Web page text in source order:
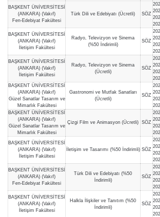
BAŞKENT ÜNİVERSİTESİ
(ANKARA) (Vakıf)
Fen-Edebiyat Fakültesi
Türk Dili ve Edebiyatı (Ücretli) SÖZ
BAŞKENT ÜNİVERSİTESİ
(ANKARA) (Vakıf)
İletişim Fakültesi
Radyo, Televizyon ve Sinema
(%50 İndirimli)
SÖZ
BAŞKENT ÜNİVERSİTESİ
(ANKARA) (Vakıf)
İletişim Fakültesi
Radyo, Televizyon ve Sinema
(Ücretli)
SÖZ
BAŞKENT ÜNİVERSİTESİ
(ANKARA) (Vakıf)
Güzel Sanatlar Tasarım ve
Mimarlık Fakültesi
Gastronomi ve Mutfak Sanatları
(Ücretli)
SÖZ
BAŞKENT ÜNİVERSİTESİ
(ANKARA) (Vakıf)
Güzel Sanatlar Tasarım ve
Mimarlık Fakültesi
Çizgi Film ve Animasyon (Ücretli) SÖZ
BAŞKENT ÜNİVERSİTESİ
(ANKARA) (Vakıf)
İletişim Fakültesi
İletişim ve Tasarımı (%50 İndirimli) SÖZ
BAŞKENT ÜNİVERSİTESİ
(ANKARA) (Vakıf)
Fen-Edebiyat Fakültesi
Türk Dili ve Edebiyatı (%50
İndirimli)
SÖZ
BAŞKENT ÜNİVERSİTESİ
(ANKARA) (Vakıf)
İletişim Fakültesi
Halkla İlişkiler ve Tanıtım (%50
İndirimli)
SÖZ